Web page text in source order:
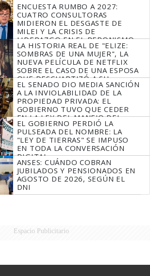
ENCUESTA RUMBO A 2027:
CUATRO CONSULTORAS
MIDIERON EL DESGASTE DE
MILEI Y LA CRISIS DE
LIDERAZGO EN EL PERONISMO
LA HISTORIA REAL DE "ELIZE:
SOMBRAS DE UNA MUJER", LA
NUEVA PELÍCULA DE NETFLIX
SOBRE EL CASO DE UNA ESPOSA
QUE DESCUARTIZÓ A SU
MARIDO
EL SENADO DIO MEDIA SANCIÓN
A LA INVIOLABILIDAD DE LA
PROPIEDAD PRIVADA: EL
GOBIERNO TUVO QUE CEDER
EN LA LEY DEL MANEJO DEL
FUEGO
EL GOBIERNO PERDIÓ LA
PULSEADA DEL NOMBRE: LA
"LEY DE TIERRAS" SE IMPUSO
EN TODA LA CONVERSACIÓN
DIGITAL
ANSES: CUÁNDO COBRAN
JUBILADOS Y PENSIONADOS EN
AGOSTO DE 2026, SEGÚN EL
DNI
Espacio Publicitario